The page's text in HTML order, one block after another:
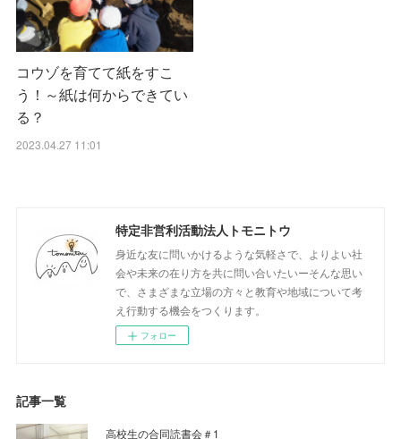
コウゾを育てて紙をすこ
う！～紙は何からできてい
る？
2023.04.27 11:01
特定非営利活動法人トモニトウ
身近な友に問いかけるような気軽さで、よりよい社
会や未来の在り方を共に問い合いたいーそんな思い
で、さまざまな立場の方々と教育や地域について考
え行動する機会をつくります。
フォロー
記事一覧
高校生の合同読書会＃1